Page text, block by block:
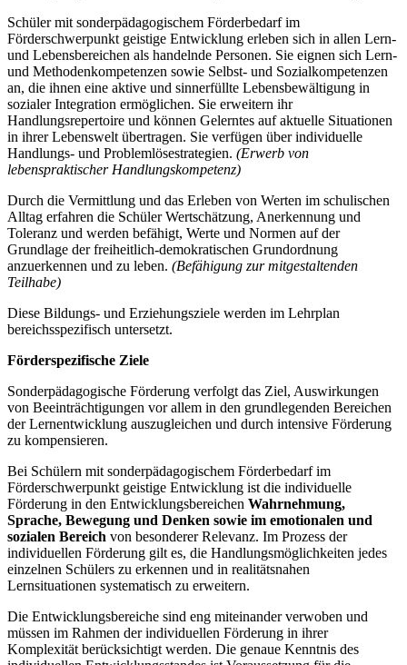
Schüler mit sonderpädagogischem Förderbedarf im
Förderschwerpunkt geistige Entwicklung erleben sich in allen Lern-
und Lebensbereichen als handelnde Personen. Sie eignen sich Lern-
und Methodenkompetenzen sowie Selbst- und Sozialkompetenzen
an, die ihnen eine aktive und sinnerfüllte Lebensbewältigung in
sozialer Integration ermöglichen. Sie erweitern ihr
Handlungsrepertoire und können Gelerntes auf aktuelle Situationen
in ihrer Lebenswelt übertragen. Sie verfügen über individuelle
Handlungs- und Problemlösestrategien. (Erwerb von
lebenspraktischer Handlungskompetenz)
Durch die Vermittlung und das Erleben von Werten im schulischen
Alltag erfahren die Schüler Wertschätzung, Anerkennung und
Toleranz und werden befähigt, Werte und Normen auf der
Grundlage der freiheitlich-demokratischen Grundordnung
anzuerkennen und zu leben. (Befähigung zur mitgestaltenden
Teilhabe)
Diese Bildungs- und Erziehungsziele werden im Lehrplan
bereichsspezifisch untersetzt.
Förderspezifische Ziele
Sonderpädagogische Förderung verfolgt das Ziel, Auswirkungen
von Beeinträchtigungen vor allem in den grundlegenden Bereichen
der Lernentwicklung auszugleichen und durch intensive Förderung
zu kompensieren.
Bei Schülern mit sonderpädagogischem Förderbedarf im
Förderschwerpunkt geistige Entwicklung ist die individuelle
Förderung in den Entwicklungsbereichen Wahrnehmung,
Sprache, Bewegung und Denken sowie im emotionalen und
sozialen Bereich von besonderer Relevanz. Im Prozess der
individuellen Förderung gilt es, die Handlungsmöglichkeiten jedes
einzelnen Schülers zu erkennen und in realitätsnahen
Lernsituationen systematisch zu erweitern.
Die Entwicklungsbereiche sind eng miteinander verwoben und
müssen im Rahmen der individuellen Förderung in ihrer
Komplexität berücksichtigt werden. Die genaue Kenntnis des